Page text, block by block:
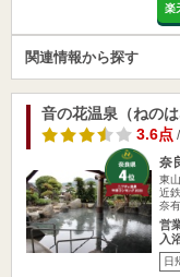
楽
関連情報から探す
音の花温泉（ねのは
3.6点/
奈
東
近
奈
営
入
日